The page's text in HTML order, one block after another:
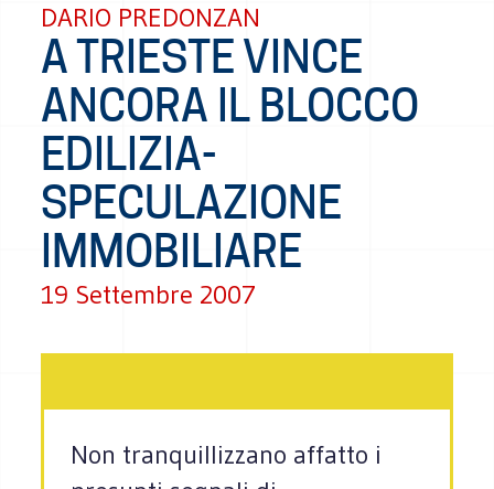
DARIO PREDONZAN
A TRIESTE VINCE
ANCORA IL BLOCCO
EDILIZIA-
SPECULAZIONE
IMMOBILIARE
19 Settembre 2007
Non tranquillizzano affatto i